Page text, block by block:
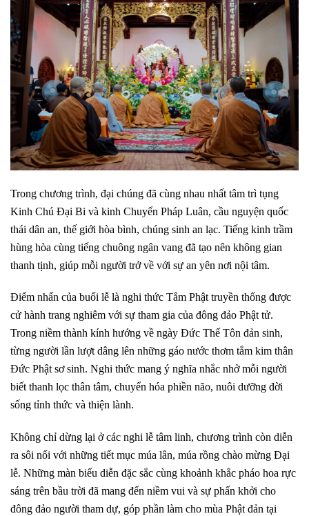
Trong chương trình, đại chúng đã cùng nhau nhất tâm trì tụng
Kinh Chú Đại Bi và kinh Chuyển Pháp Luân, cầu nguyện quốc
thái dân an, thế giới hòa bình, chúng sinh an lạc. Tiếng kinh trầm
hùng hòa cùng tiếng chuông ngân vang đã tạo nên không gian
thanh tịnh, giúp mỗi người trở về với sự an yên nơi nội tâm.
Điểm nhấn của buổi lễ là nghi thức Tắm Phật truyền thống được
cử hành trang nghiêm với sự tham gia của đông đảo Phật tử.
Trong niềm thành kính hướng về ngày Đức Thế Tôn đản sinh,
từng người lần lượt dâng lên những gáo nước thơm tắm kim thân
Đức Phật sơ sinh. Nghi thức mang ý nghĩa nhắc nhở mỗi người
biết thanh lọc thân tâm, chuyển hóa phiền não, nuôi dưỡng đời
sống tỉnh thức và thiện lành.
Không chỉ dừng lại ở các nghi lễ tâm linh, chương trình còn diễn
ra sôi nổi với những tiết mục múa lân, múa rồng chào mừng Đại
lễ. Những màn biểu diễn đặc sắc cùng khoảnh khắc pháo hoa rực
sáng trên bầu trời đã mang đến niềm vui và sự phấn khởi cho
đông đảo người tham dự, góp phần làm cho mùa Phật đản tại